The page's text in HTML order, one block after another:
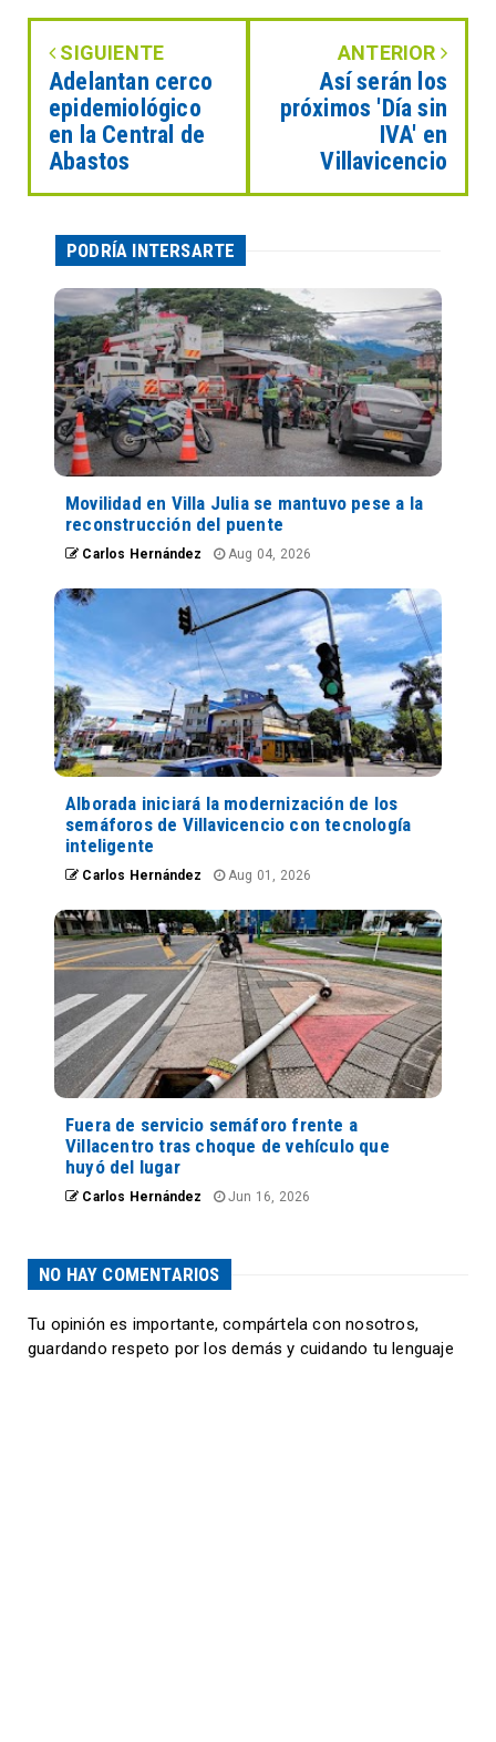
SIGUIENTE
Adelantan cerco
epidemiológico
en la Central de
Abastos
ANTERIOR
Así serán los
próximos 'Día sin
IVA' en
Villavicencio
PODRÍA INTERSARTE
Movilidad en Villa Julia se mantuvo pese a la
reconstrucción del puente
Carlos Hernández Aug 04, 2026
Alborada iniciará la modernización de los
semáforos de Villavicencio con tecnología
inteligente
Carlos Hernández Aug 01, 2026
Fuera de servicio semáforo frente a
Villacentro tras choque de vehículo que
huyó del lugar
Carlos Hernández Jun 16, 2026
NO HAY COMENTARIOS
Tu opinión es importante, compártela con nosotros,
guardando respeto por los demás y cuidando tu lenguaje